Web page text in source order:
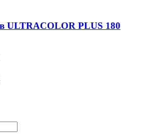
ULTRACOLOR PLUS 180